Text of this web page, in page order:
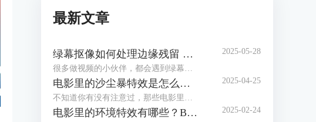
最新文章
绿幕抠像如何处理边缘残留 Boris FX Primatte如何快速调节溢出抑制参数
很多做视频的小伙伴，都会遇到绿幕抠像的问题，尤其是抠完之后边缘那一圈绿色怎么都去不掉，看起来特别假。这个时候，Boris FX Primatte插件就能派上用场，特别是它的溢出抑制功能，可以很快搞定这些恼人的绿边问题。今天我们就来聊聊，绿幕抠像如何处理边缘残留，以及Boris FX Primatte如何快速调节溢出抑制参数，让视频效果干净又自然。
2025-05-28
电影里的沙尘暴特效是怎么做的 如何用Boris FX软件制作沙尘暴特效
不知道你有没有注意过，那些电影里铺天盖地的沙尘暴场景——比如《疯狂的麦克斯》里吞噬车辆的黄色巨浪，或是《星际穿越》中让玉米地瞬间消失的沙墙——这些画面不仅让人肾上腺素飙升，更藏着电影工业最顶尖的技术秘密。今天我们就来扒一扒“电影里的沙尘暴特效是怎么做的 如何用Boris FX软件制作沙尘暴特效”，从好莱坞大片到个人创作，手把手教你玩转这种震撼的视觉效果。
2025-04-25
电影里的环境特效有哪些？Boris FX如何做电影的环境特效？ 2025-02-24